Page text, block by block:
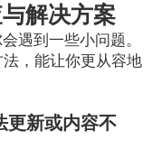
解决方案
遇到一些小问题。
，能让你更从容地
更新或内容不